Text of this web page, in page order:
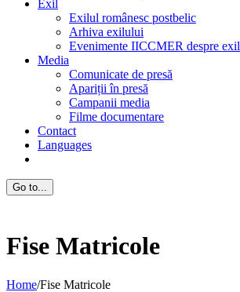
Exil
Exilul românesc postbelic
Arhiva exilului
Evenimente IICCMER despre exil
Media
Comunicate de presă
Apariții în presă
Campanii media
Filme documentare
Contact
Languages
Go to...
Fise Matricole
Home/Fise Matricole